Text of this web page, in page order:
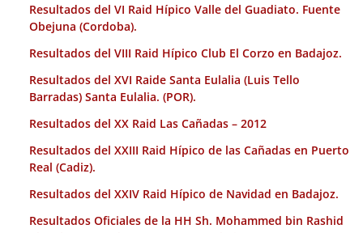
Resultados del VI Raid Hípico Valle del Guadiato. Fuente
Obejuna (Cordoba).
Resultados del VIII Raid Hípico Club El Corzo en Badajoz.
Resultados del XVI Raide Santa Eulalia (Luis Tello
Barradas) Santa Eulalia. (POR).
Resultados del XX Raid Las Cañadas – 2012
Resultados del XXIII Raid Hípico de las Cañadas en Puerto
Real (Cadiz).
Resultados del XXIV Raid Hípico de Navidad en Badajoz.
Resultados Oficiales de la HH Sh. Mohammed bin Rashid